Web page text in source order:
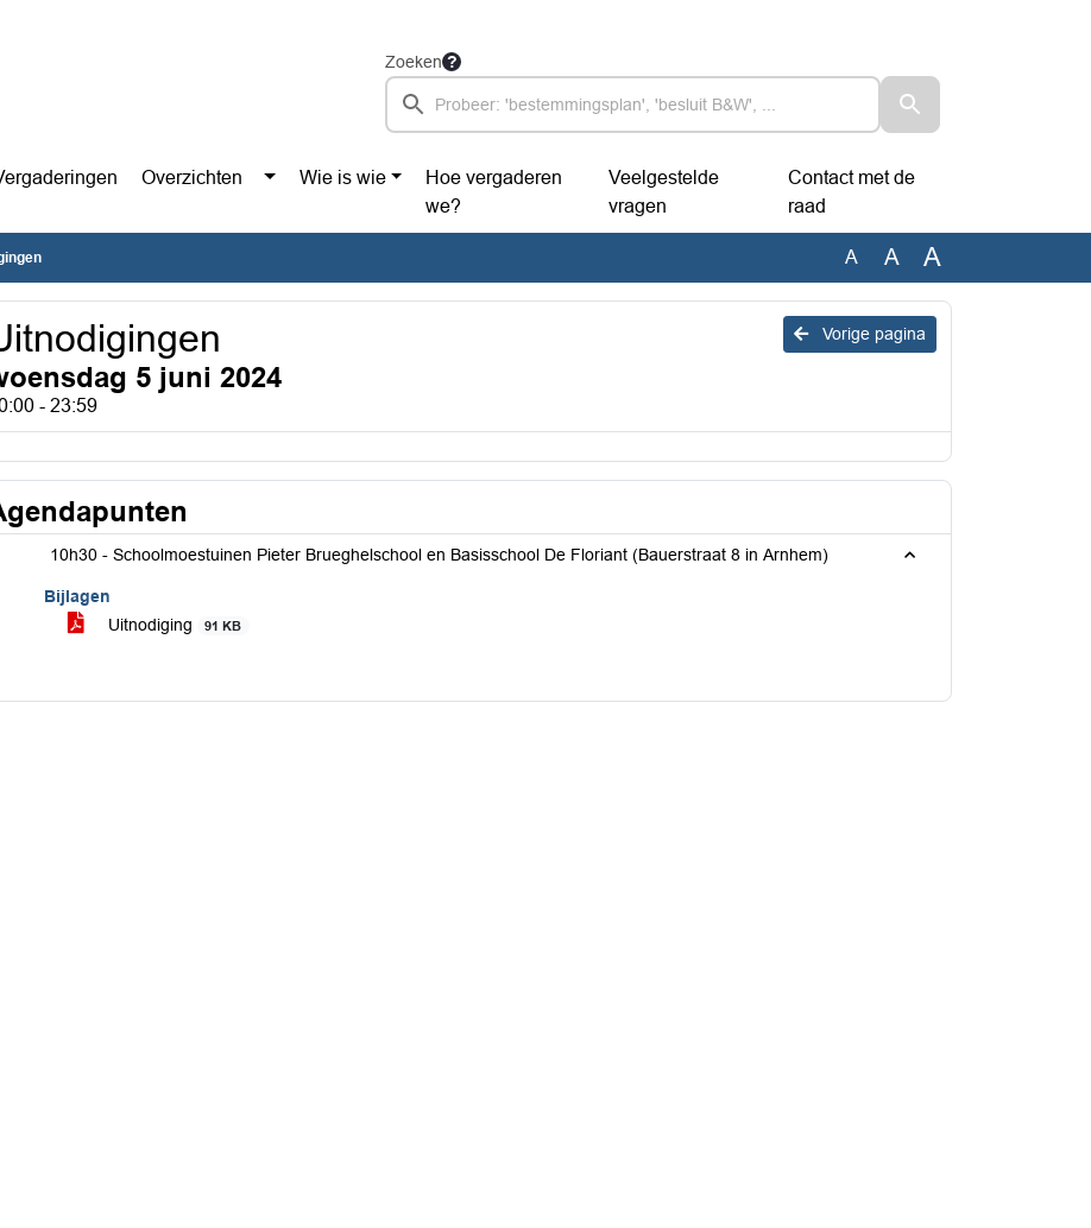
Zoeken
Overzichten Wie is wie
Hoe vergaderen
we?
Veelgestelde
vragen
Contact met de
raad
A A A
Vorige pagina
5 juni 2024
- 23:59
10h30 - Schoolmoestuinen Pieter Brueghelschool en Basisschool De Floriant (Bauerstraat 8 in Arnhem)
Bijlagen
Uitnodiging
91 KB